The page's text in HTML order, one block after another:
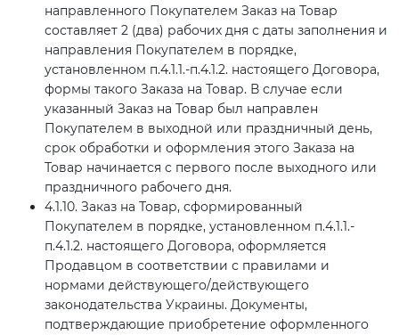
направленного Покупателем Заказ на Товар
составляет 2 (два) рабочих дня с даты заполнения и
направления Покупателем в порядке,
установленном п.4.1.1.-п.4.1.2. настоящего Договора,
формы такого Заказа на Товар. В случае если
указанный Заказ на Товар был направлен
Покупателем в выходной или праздничный день,
срок обработки и оформления этого Заказа на
Товар начинается с первого после выходного или
праздничного рабочего дня.
4.1.10. Заказ на Товар, сформированный
Покупателем в порядке, установленном п.4.1.1.-
п.4.1.2. настоящего Договора, оформляется
Продавцом в соответствии с правилами и
нормами действующего/действующего
законодательства Украины. Документы,
подтверждающие приобретение оформленного